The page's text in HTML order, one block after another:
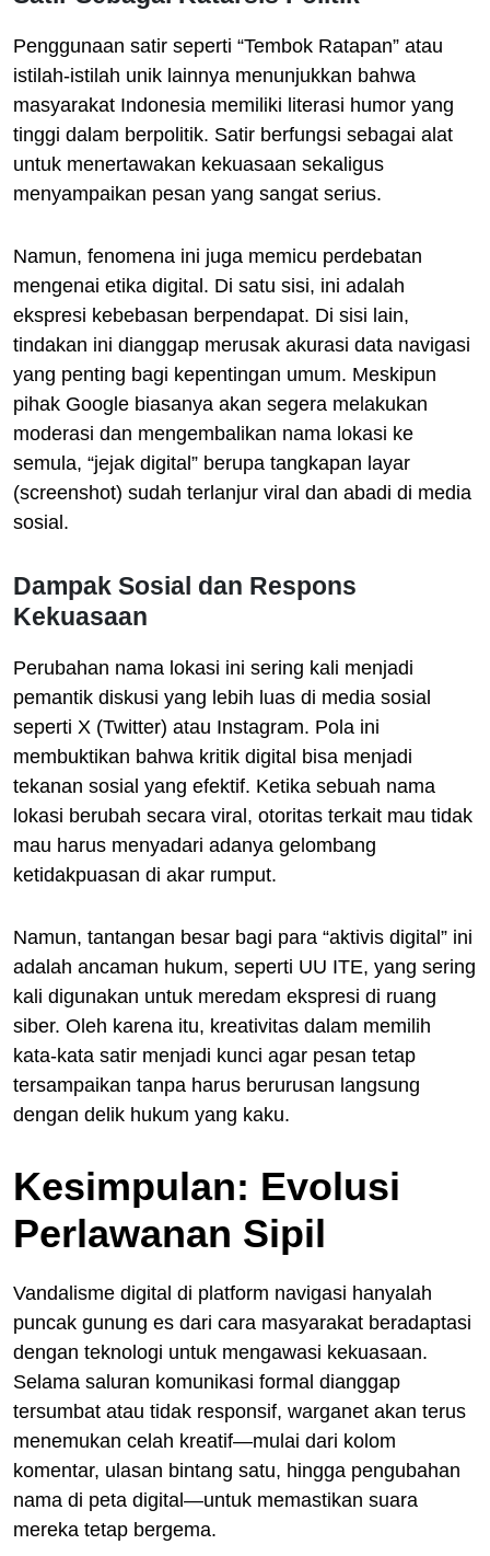
Penggunaan satir seperti “Tembok Ratapan” atau
istilah-istilah unik lainnya menunjukkan bahwa
masyarakat Indonesia memiliki literasi humor yang
tinggi dalam berpolitik. Satir berfungsi sebagai alat
untuk menertawakan kekuasaan sekaligus
menyampaikan pesan yang sangat serius.
Namun, fenomena ini juga memicu perdebatan
mengenai etika digital. Di satu sisi, ini adalah
ekspresi kebebasan berpendapat. Di sisi lain,
tindakan ini dianggap merusak akurasi data navigasi
yang penting bagi kepentingan umum. Meskipun
pihak Google biasanya akan segera melakukan
moderasi dan mengembalikan nama lokasi ke
semula, “jejak digital” berupa tangkapan layar
(screenshot) sudah terlanjur viral dan abadi di media
sosial.
Dampak Sosial dan Respons
Kekuasaan
Perubahan nama lokasi ini sering kali menjadi
pemantik diskusi yang lebih luas di media sosial
seperti X (Twitter) atau Instagram. Pola ini
membuktikan bahwa kritik digital bisa menjadi
tekanan sosial yang efektif. Ketika sebuah nama
lokasi berubah secara viral, otoritas terkait mau tidak
mau harus menyadari adanya gelombang
ketidakpuasan di akar rumput.
Namun, tantangan besar bagi para “aktivis digital” ini
adalah ancaman hukum, seperti UU ITE, yang sering
kali digunakan untuk meredam ekspresi di ruang
siber. Oleh karena itu, kreativitas dalam memilih
kata-kata satir menjadi kunci agar pesan tetap
tersampaikan tanpa harus berurusan langsung
dengan delik hukum yang kaku.
Kesimpulan: Evolusi
Perlawanan Sipil
Vandalisme digital di platform navigasi hanyalah
puncak gunung es dari cara masyarakat beradaptasi
dengan teknologi untuk mengawasi kekuasaan.
Selama saluran komunikasi formal dianggap
tersumbat atau tidak responsif, warganet akan terus
menemukan celah kreatif—mulai dari kolom
komentar, ulasan bintang satu, hingga pengubahan
nama di peta digital—untuk memastikan suara
mereka tetap bergema.